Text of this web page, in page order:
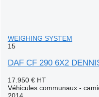
WEIGHING SYSTEM
15
DAF CF 290 6X2
17.950 € HT
Véhicules communaux -